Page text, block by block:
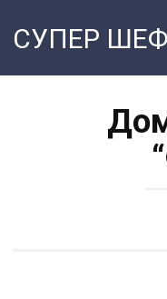
СУПЕР ШЕФ